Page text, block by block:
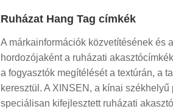
Ruházat Hang Tag címkék
A márkainformációk közvetítésének és
hordozójaként a ruházati
a fogyasztók megítélését a textúrán, a
keresztül. A XINSEN, a kínai
speciálisan kifejlesztett ruházati